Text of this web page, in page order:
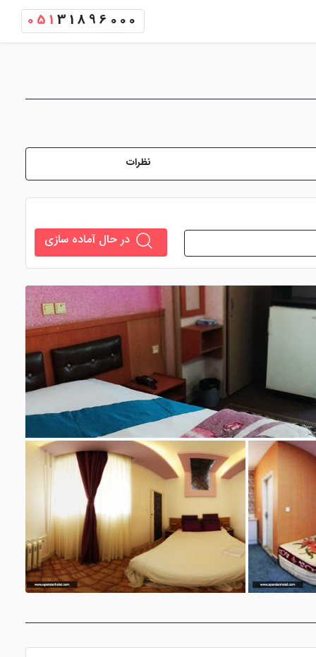
051 31896000
نظرات
در حال آماده سازی